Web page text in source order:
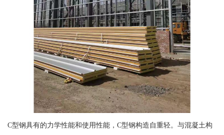
C型钢具有的力学性能和使用性能，C型钢构造自重轻。与混凝土构